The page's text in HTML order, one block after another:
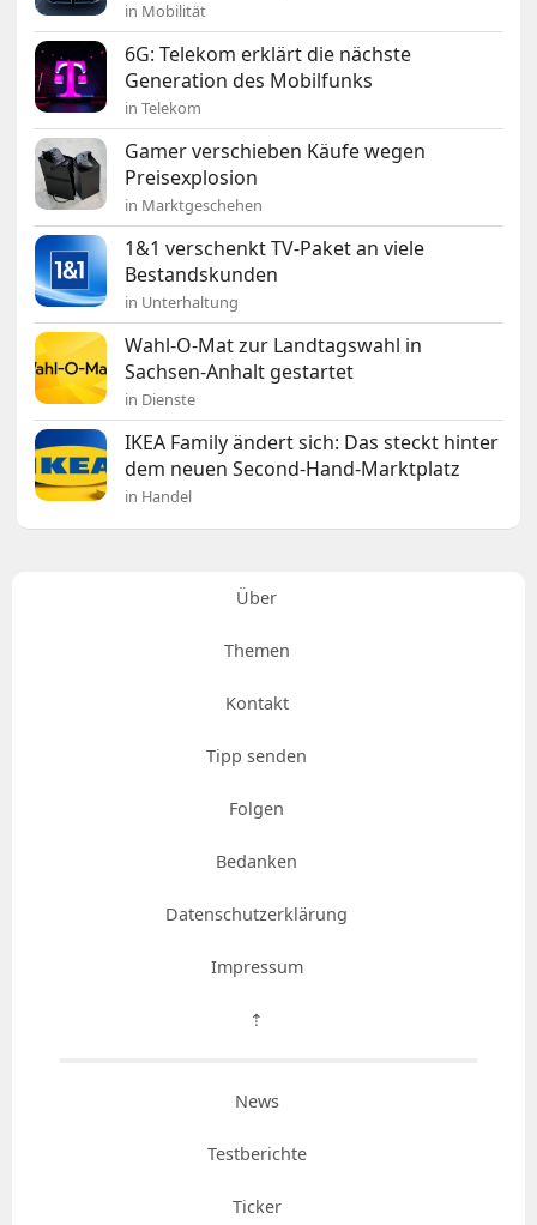
in Mobilität
6G: Telekom erklärt die nächste
Generation des Mobilfunks
in Telekom
Gamer verschieben Käufe wegen
Preisexplosion
in Marktgeschehen
1&1 verschenkt TV-Paket an viele
Bestandskunden
in Unterhaltung
Wahl-O-Mat zur Landtagswahl in
Sachsen-Anhalt gestartet
in Dienste
IKEA Family ändert sich: Das steckt hinter
dem neuen Second-Hand-Marktplatz
in Handel
Über
Themen
Kontakt
Tipp senden
Folgen
Bedanken
Datenschutzerklärung
Impressum
⇡
News
Testberichte
Ticker